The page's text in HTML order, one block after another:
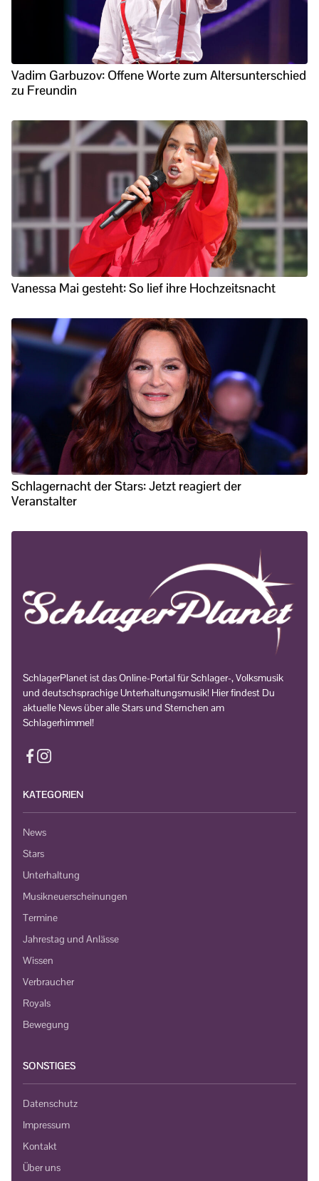
Vadim Garbuzov: Offene Worte zum Altersunterschied
zu Freundin
Vanessa Mai gesteht: So lief ihre Hochzeitsnacht
Schlagernacht der Stars: Jetzt reagiert der
Veranstalter
SchlagerPlanet ist das Online-Portal für Schlager-, Volksmusik
und deutschsprachige Unterhaltungsmusik! Hier findest Du
aktuelle News über alle Stars und Sternchen am
Schlagerhimmel!
KATEGORIEN
News
Stars
Unterhaltung
Musikneuerscheinungen
Termine
Jahrestag und Anlässe
Wissen
Verbraucher
Royals
Bewegung
SONSTIGES
Datenschutz
Impressum
Kontakt
Über uns